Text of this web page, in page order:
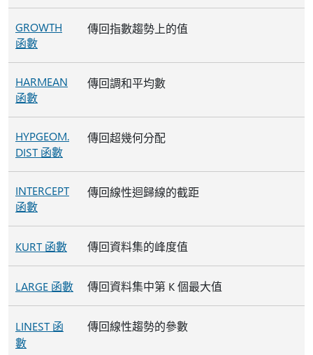
GROWTH
函數
傳回指數趨勢上的值
HARMEAN
函數
傳回調和平均數
HYPGEOM.
DIST 函數
傳回超幾何分配
INTERCEPT
函數
傳回線性迴歸線的截距
KURT 函數 傳回資料集的峰度值
LARGE 函數 傳回資料集中第 K 個最大值
LINEST 函
數
傳回線性趨勢的參數